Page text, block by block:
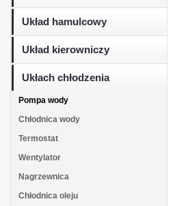
Układ hamulcowy
Układ kierowniczy
Ukłach chłodzenia
Pompa wody
Chłodnica wody
Termostat
Wentylator
Nagrzewnica
Chłodnica oleju